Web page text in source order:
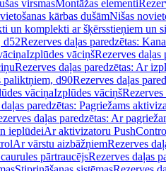
virsmasMontāžas elementi
kārbas dušāmNišas
un komplekti ar šķērsstieņiem un
d52Rezerves daļas paredzētas:
Izplūdes vāciņšRezerves daļas
Rezerves daļas paredzētas: Ar
paliktņiem, d90Rezerves daļas
vāciņaIzplūdes vāciņšRezerves
paredzētas: Pagriežams
daļas paredzētas: Ar
ieplūdeiAr aktivizatoru
Ar vārstu aizbāžņiemRezerves
pārtraucējsRezerves daļas